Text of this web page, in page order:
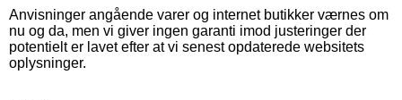
Anvisninger angående varer og internet butikker værnes om
nu og da, men vi giver ingen garanti imod justeringer der
potentielt er lavet efter at vi senest opdaterede websitets
oplysninger.